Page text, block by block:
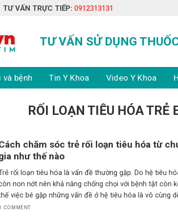
TƯ VẤN TRỰC TIẾP: 0912313131
TƯ VẤN SỬ DỤNG
và bệnh Tin Y Khoa Video Y Khoa
RỐI LOẠN TIÊU HÓA TRẺ
chăm sóc trẻ rối loạn tiêu hóa từ
như thế nào
rối loạn tiêu hóa là vấn đề thường gặp. Do hệ tiêu
non nớt nên khả năng chống chọi với bệnh tật còn
việc bé gặp những vấn đề ở hệ tiêu hóa là vô cùng
nhiên nhiều mẹ đang không biết cách chăm sóc
COMMENT